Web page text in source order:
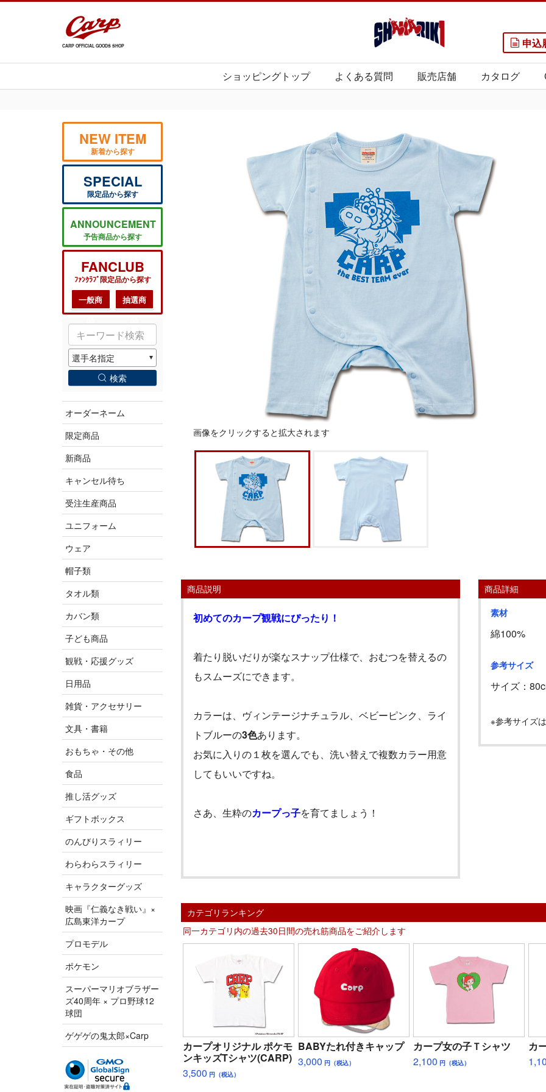
CARP OFFICIAL GOODS SHOP 申込
ショッピングトップ よくある質問 販売店舗 カタログ
NEW ITEM
新着から探す
SPECIAL
限定品から探す
ANNOUNCEMENT
予告商品から探す
FANCLUB
ﾌｧﾝｸﾗﾌﾞ限定品から探す
一般商
抽選商
検索
オーダーネーム
限定商品
新商品
キャンセル待ち
受注生産商品
ユニフォーム
ウェア
帽子類
タオル類
カバン類
子ども商品
観戦・応援グッズ
日用品
雑貨・アクセサリー
文具・書籍
おもちゃ・その他
食品
推し活グッズ
ギフトボックス
のんびりスラィリー
わらわらスラィリー
キャラクターグッズ
映画『仁義なき戦い』×
広島東洋カープ
プロモデル
ポケモン
スーパーマリオブラザー
ズ40周年 × プロ野球12
球団
ゲゲゲの鬼太郎×Carp
画像をクリックすると拡大されます
商品説明
初めてのカープ観戦にぴったり！
着たり脱いだりが楽なスナップ仕様で、おむつを替えるの
もスムーズにできます。
カラーは、ヴィンテージナチュラル、ベビーピンク、ライ
トブルーの3色あります。
お気に入りの１枚を選んでも、洗い替えで複数カラー用意
してもいいですね。
さあ、生粋のカープっ子を育てましょう！
商品詳細
素材
綿100%
参考サイズ
サイズ：
※参考サイズ
カテゴリランキング
同一カテゴリ内の過去30日間の売れ筋商品をご紹介します
カープオリジナル ポケモ
ンキッズTシャツ(CARP)
3,500 円（税込）
BABYたれ付きキャップ
3,000 円（税込）
カープ女の子Ｔシャツ
2,100 円（税込）
カ